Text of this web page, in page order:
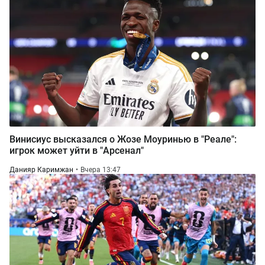
Винисиус высказался о Жозе Моуринью в "Реале":
игрок может уйти в "Арсенал"
Данияр Каримжан Вчера 13:47